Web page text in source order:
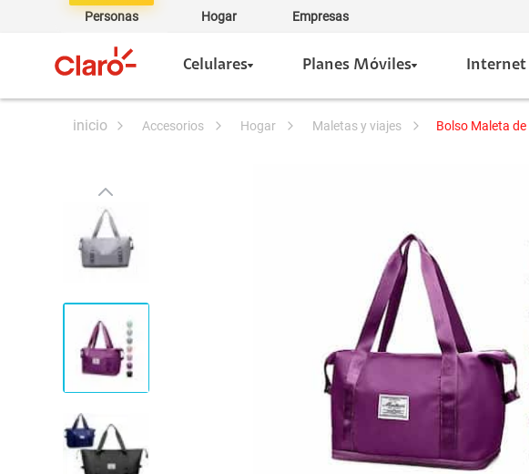
Personas Hogar Empresas
Celulares Planes Móviles Internet
accesorios hogar maletas y viajes Bolso Maleta